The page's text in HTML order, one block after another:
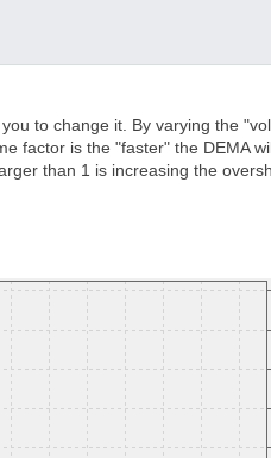
to change it. By varying the
factor is the "faster" the DEMA
than 1 is increasing the